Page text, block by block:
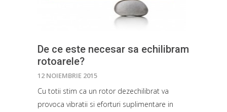
De ce este necesar sa echilibram
rotoarele?
12 NOIEMBRIE 2015
Cu totii stim ca un rotor dezechilibrat va
provoca vibratii si eforturi suplimentare in